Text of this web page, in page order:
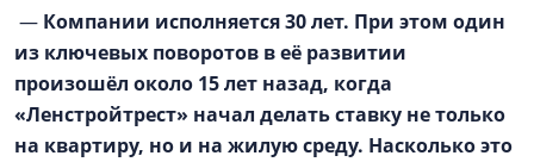
— Компании исполняется 30 лет. При этом один
из ключевых поворотов в её развитии
произошёл около 15 лет назад, когда
«Ленстройтрест» начал делать ставку не только
на квартиру, но и на жилую среду. Насколько это